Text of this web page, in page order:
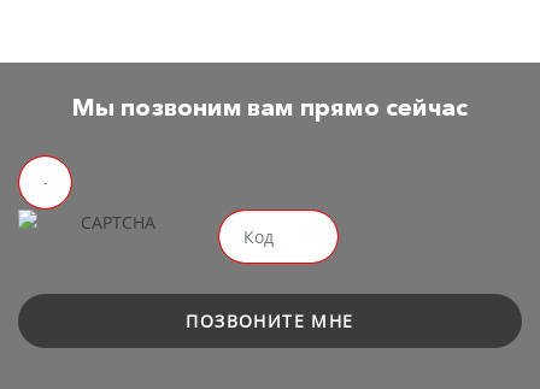
Мы позвоним вам прямо сейчас
ПОЗВОНИТЕ МНЕ